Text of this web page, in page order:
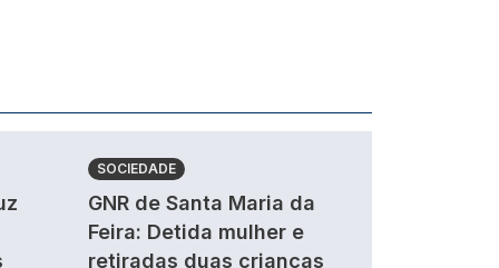
SOCIEDADE
GNR de Santa Maria da
Feira: Detida mulher e
retiradas duas crianças